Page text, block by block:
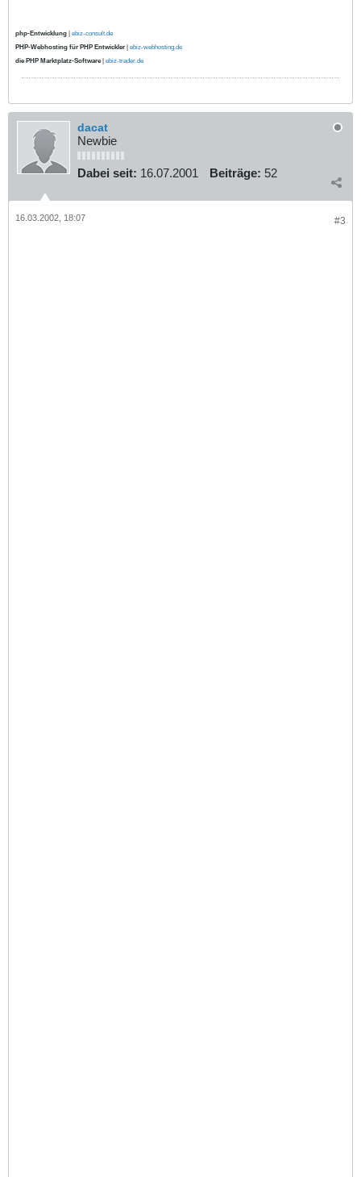
php-Entwicklung | ebiz-consult.de
PHP-Webhosting für PHP Entwickler | ebiz-webhosting.de
die PHP Marktplatz-Software | ebiz-trader.de
dacat
Newbie
Dabei seit: 16.07.2001 Beiträge: 52
#3
16.03.2002, 18:07